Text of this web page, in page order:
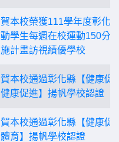
賀本校榮獲111學年度彰化
動學生每週在校運動150分
施計畫訪視績優學校
賀本校通過彰化縣【健康促
健康促進】揚帆學校認證
賀本校通過彰化縣【健康促
體育】揚帆學校認證